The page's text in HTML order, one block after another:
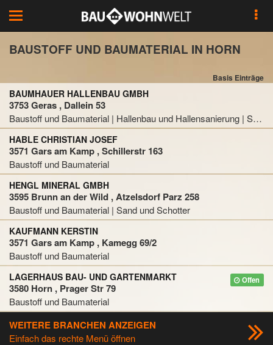
Toggle
navigation
BAUSTOFF UND BAUMATERIAL IN HORN
Basis Einträge
BAUMHAUER HALLENBAU GMBH
3753 Geras , Dallein 53
Baustoff und Baumaterial | Hallenbau und Hallensanierung | Stahlbau
HABLE CHRISTIAN JOSEF
3571 Gars am Kamp , Schillerstr 163
Baustoff und Baumaterial
HENGL MINERAL GMBH
3595 Brunn an der Wild , Atzelsdorf Parz 258
Baustoff und Baumaterial | Sand und Schotter
KAUFMANN KERSTIN
3571 Gars am Kamp , Kamegg 69/2
Baustoff und Baumaterial
Offen
LAGERHAUS BAU- UND GARTENMARKT
3580 Horn , Prager Str 79
Baustoff und Baumaterial
WEITERE BRANCHEN ANZEIGEN
Einfach das rechte Menü öffnen